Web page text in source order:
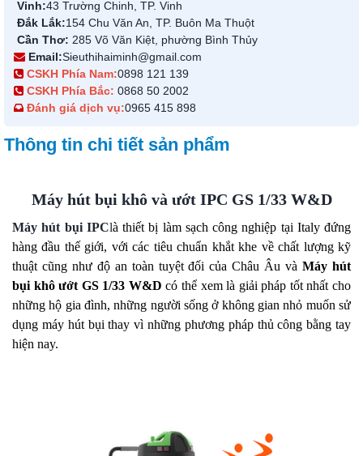
Vinh:43 Trường Chinh, TP. Vinh
Đắk Lắk:154 Chu Văn An, TP. Buôn Ma Thuột
Cần Thơ: 285 Võ Văn Kiệt, phường Bình Thủy
Email:Sieuthihaiminh@gmail.com
CSKH Phía Nam:0898 121 139
CSKH Phía Bắc: 0868 50 2002
Đánh giá dịch vụ:0965 415 898
Thông tin chi tiết sản phẩm
Máy hút bụi khô và ướt IPC GS 1/33 W&D
Máy hút bụi IPClà thiết bị làm sạch công nghiệp tại Italy đứng
hàng đầu thế giới, với các tiêu chuẩn khắt khe về chất lượng kỹ
thuật cũng như độ an toàn tuyệt đối của Châu Âu vàMáy hút
bụi khô ướt GS 1/33 W&D có thể xem là giải pháp tốt nhất cho
những hộ gia đình, những người sống ở không gian nhỏ muốn sử
dụng máy hút bụi thay vì những phương pháp thủ công bằng tay
hiện nay.